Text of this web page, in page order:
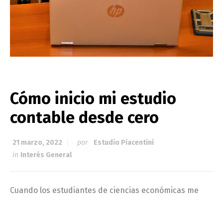
Cómo inicio mi estudio
contable desde cero
21 marzo, 2022 por
Estudio Piacentini
in Interés General
Cuando los estudiantes de ciencias económicas me